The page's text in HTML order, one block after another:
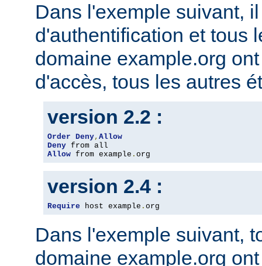
Dans l'exemple suivant,
d'authentification et tous
domaine example.org
d'accès, tous les autres
version 2.2 :
Order Deny, Allow
Deny
Allow from example . org
version 2.4 :
Require host example . org
Dans l'exemple suivant,
domaine example.org